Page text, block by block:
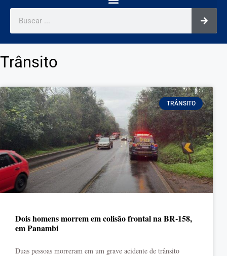
Trânsito
TRÂNSITO
Dois homens morrem em colisão frontal na BR-158,
em Panambi
Duas pessoas morreram em um grave acidente de trânsito